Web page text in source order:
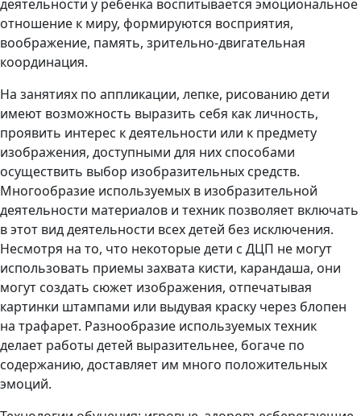
деятельности у ребенка воспитывается эмоциональное
отношение к миру, формируются восприятия,
воображение, память, зрительно-двигательная
координация.
На занятиях по аппликации, лепке, рисованию дети
имеют возможность выразить себя как личность,
проявить интерес к деятельности или к предмету
изображения, доступными для них способами
осуществить выбор изобразительных средств.
Многообразие используемых в изобразительной
деятельности материалов и техник позволяет включать
в этот вид деятельности всех детей без исключения.
Несмотря на то, что некоторые дети с ДЦП не могут
использовать приемы захвата кисти, карандаша, они
могут создать сюжет изображения, отпечатывая
картинки штампами или выдувая краску через блопен
на трафарет. Разнообразие используемых техник
делает работы детей выразительнее, богаче по
содержанию, доставляет им много положительных
эмоций.